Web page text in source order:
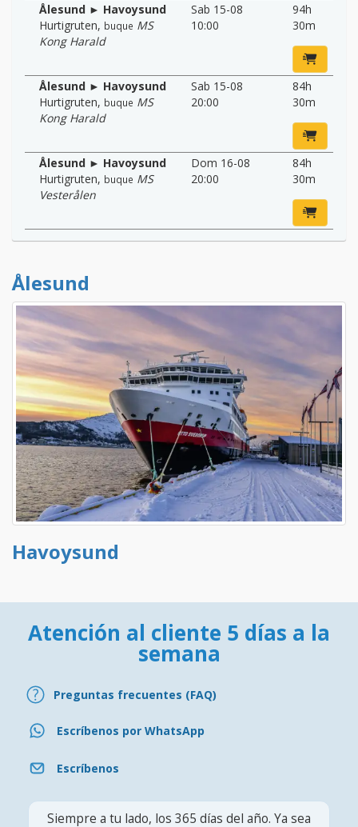
Ålesund ► Havoysund
Hurtigruten, buque MS
Kong Harald
Sab 15-08
10:00
94h
30m
Ålesund ► Havoysund
Hurtigruten, buque MS
Kong Harald
Sab 15-08
20:00
84h
30m
Ålesund ► Havoysund
Hurtigruten, buque MS
Vesterålen
Dom 16-08
20:00
84h
30m
Ålesund
Havoysund
Atención al cliente 5 días a la
semana
Preguntas frecuentes (FAQ)
Escríbenos por WhatsApp
Escríbenos
Siempre a tu lado, los 365 días del año. Ya sea